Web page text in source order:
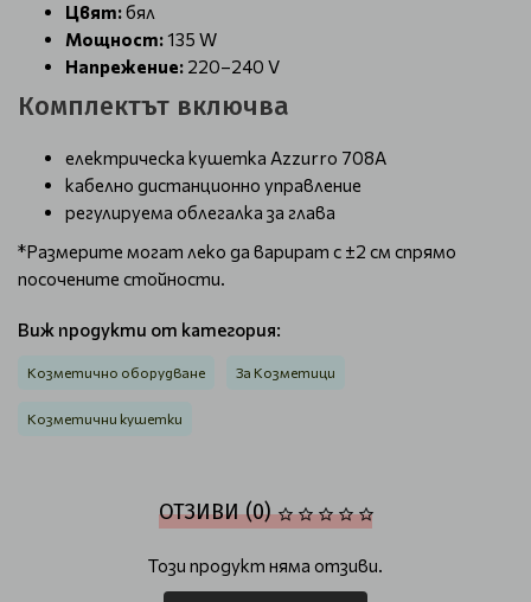
Цвят:бял
Мощност:135 W
Напрежение: 220–240 V
Комплектът включва
електрическа кушетка Azzurro 708A
кабелно дистанционно управление
регулируема облегалка за глава
*Размерите могат леко да варират с ±2 см спрямо
посочените стойности.
Виж продукти от категория:
Козметично оборудване За Козметици
Козметични кушетки
ОТЗИВИ (0)
Този продукт няма отзиви.